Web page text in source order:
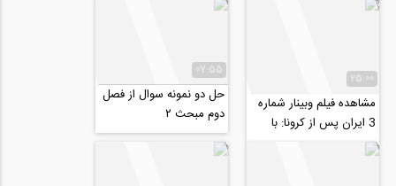
25:00
مشاهده فیلم وبینار شماره
3 ایران پس از کرونا: با
موضوع: "کاربرد واقعیت...
07:55
حل دو نمونه سوال از فصل
دوم مبحث ۲